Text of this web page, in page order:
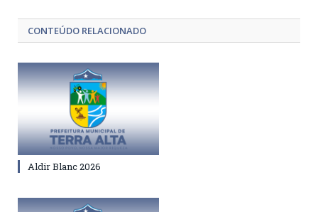
CONTEÚDO RELACIONADO
Aldir Blanc 2026